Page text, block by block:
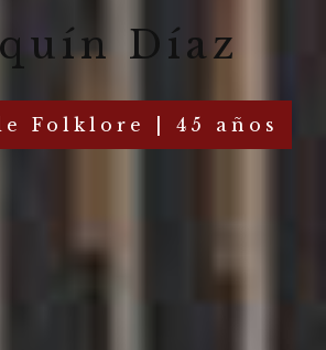
Díaz
Folklore | 45 años